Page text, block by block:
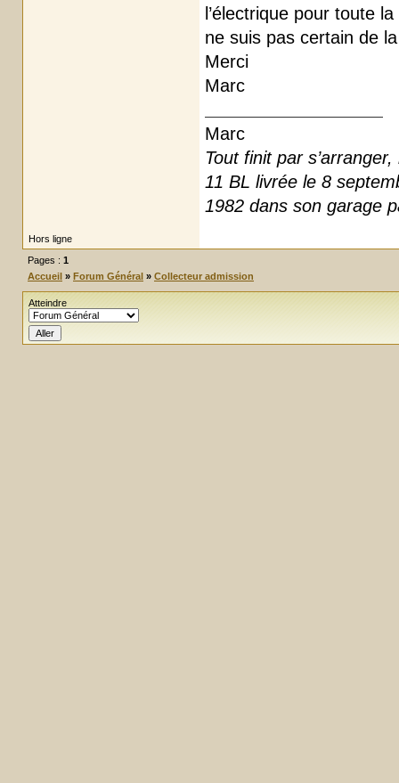
l’électrique pour toute
ne suis pas certain de
Merci
Marc
Marc
Tout finit par
11 BL livrée le 8
1982 dans son garage
Hors ligne
Pages : 1
Accueil » Forum Général » Collecteur admission
Atteindre